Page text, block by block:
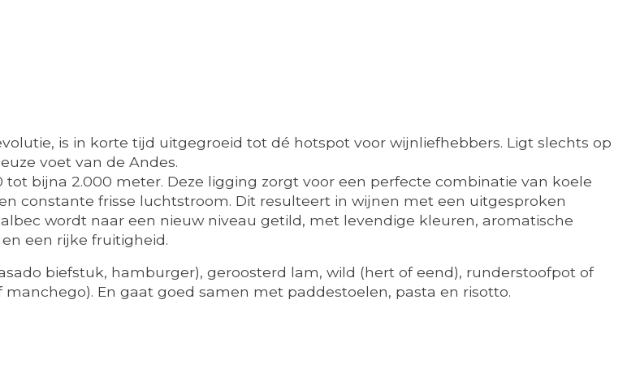
is in korte tijd uitgegroeid tot dé hotspot voor wijnliefhebbers. Ligt slechts op
voet van de Andes.
bijna 2.000 meter. Deze ligging zorgt voor een perfecte combinatie van koele
constante frisse luchtstroom. Dit resulteert in wijnen met een uitgesproken
wordt naar een nieuw niveau getild, met levendige kleuren, aromatische
een rijke fruitigheid.
biefstuk, hamburger), geroosterd lam, wild (hert of eend), runderstoofpot of
En gaat goed samen met paddestoelen, pasta en risotto.